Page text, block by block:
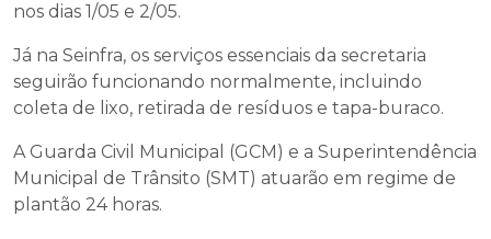
nos dias 1/05 e 2/05.
Já na Seinfra, os serviços essenciais da secretaria
seguirão funcionando normalmente, incluindo
coleta de lixo, retirada de resíduos e tapa-buraco.
A Guarda Civil Municipal (GCM) e a Superintendência
Municipal de Trânsito (SMT) atuarão em regime de
plantão 24 horas.